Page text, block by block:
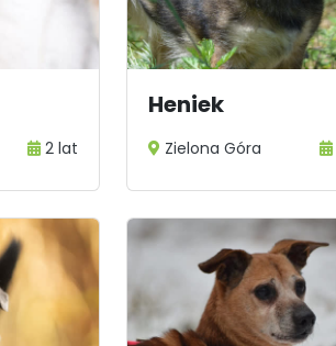
2 lat
Heniek
Zielona Góra